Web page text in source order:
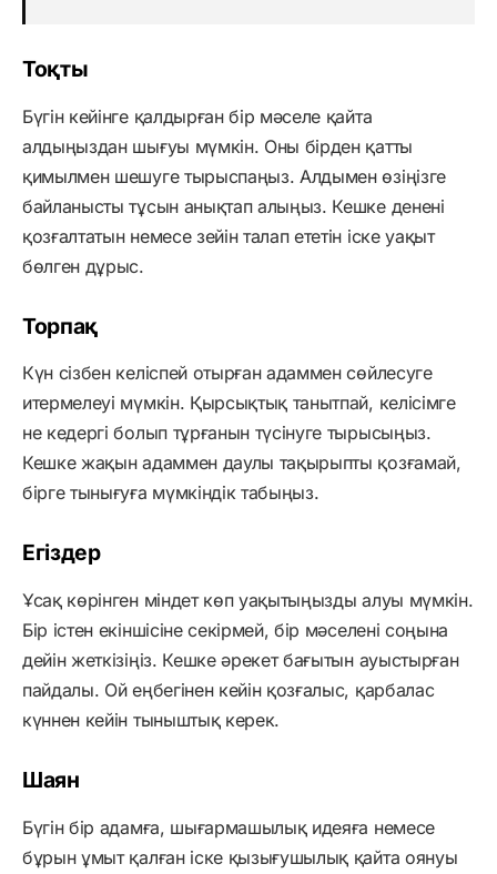
Тоқты
Бүгін кейінге қалдырған бір мәселе қайта
алдыңыздан шығуы мүмкін. Оны бірден қатты
қимылмен шешуге тырыспаңыз. Алдымен өзіңізге
байланысты тұсын анықтап алыңыз. Кешке денені
қозғалтатын немесе зейін талап ететін іске уақыт
бөлген дұрыс.
Торпақ
Күн сізбен келіспей отырған адаммен сөйлесуге
итермелеуі мүмкін. Қырсықтық танытпай, келісімге
не кедергі болып тұрғанын түсінуге тырысыңыз.
Кешке жақын адаммен даулы тақырыпты қозғамай,
бірге тынығуға мүмкіндік табыңыз.
Егіздер
Ұсақ көрінген міндет көп уақытыңызды алуы мүмкін.
Бір істен екіншісіне секірмей, бір мәселені соңына
дейін жеткізіңіз. Кешке әрекет бағытын ауыстырған
пайдалы. Ой еңбегінен кейін қозғалыс, қарбалас
күннен кейін тыныштық керек.
Шаян
Бүгін бір адамға, шығармашылық идеяға немесе
бұрын ұмыт қалған іске қызығушылық қайта оянуы